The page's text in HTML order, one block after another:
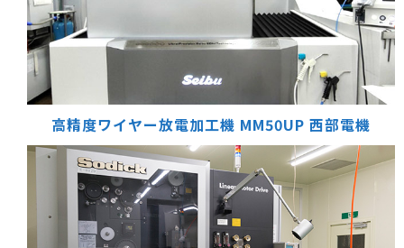
高精度ワイヤー放電加工機 MM50UP 西部電機